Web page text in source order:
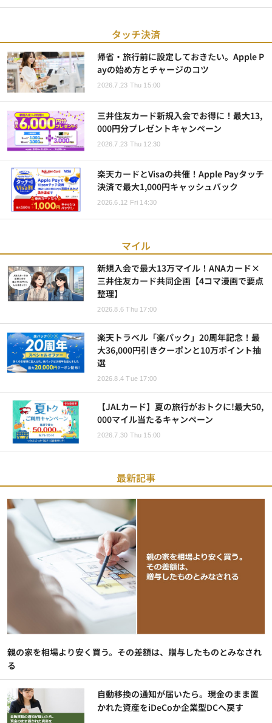
タッチ決済
帰省・旅行前に設定しておきたい。Apple P
ayの始め方とチャージのコツ
2026.7.23 Thu 15:00
三井住友カード新規入会でお得に！最大13,
000円分プレゼントキャンペーン
2026.7.23 Thu 12:30
楽天カードとVisaの共催！Apple Payタッチ
決済で最大1,000円キャッシュバック
2026.6.12 Fri 14:30
マイル
新規入会で最大13万マイル！ANAカード×
三井住友カード共同企画【4コマ漫画で要点
整理】
2026.8.6 Thu 17:00
楽天トラベル「楽パック」20周年記念！最
大36,000円引きクーポンと10万ポイント抽
選
2026.8.4 Tue 17:00
【JALカード】夏の旅行がおトクに!最大50,
000マイル当たるキャンペーン
2026.7.30 Thu 15:00
最新記事
親の家を相場より安く買う。その差額は、贈与したものとみなされ
る
自動移換の通知が届いたら。現金のまま置
かれた資産をiDeCoか企業型DCへ戻す